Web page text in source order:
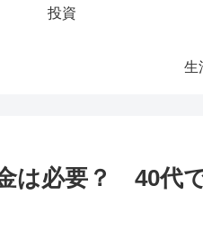
投資
生
は必要？ 40代